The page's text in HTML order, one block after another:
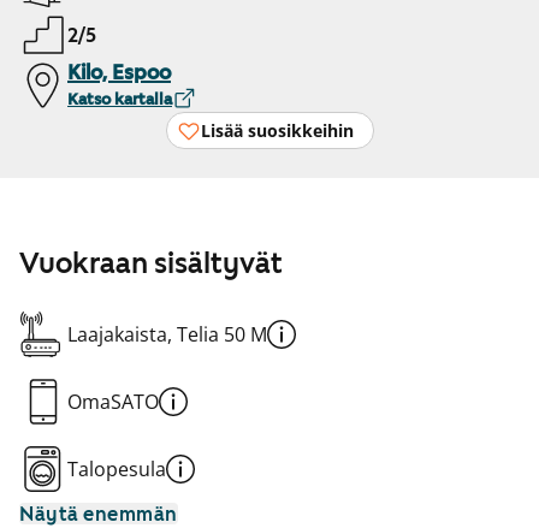
2/5
Kilo, Espoo
Katso kartalla
Lisää suosikkeihin
Vuokraan sisältyvät
Laajakaista, Telia 50 M
OmaSATO
Talopesula
Näytä enemmän